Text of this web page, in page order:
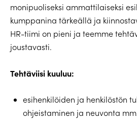
monipuoliseksi ammattilaiseksi
kumppanina tärkeällä ja
HR-tiimi on pieni ja teemme
joustavasti.
Tehtäviisi kuuluu:
esihenkilöiden ja henkilöstön
ohjeistaminen ja neuvonta